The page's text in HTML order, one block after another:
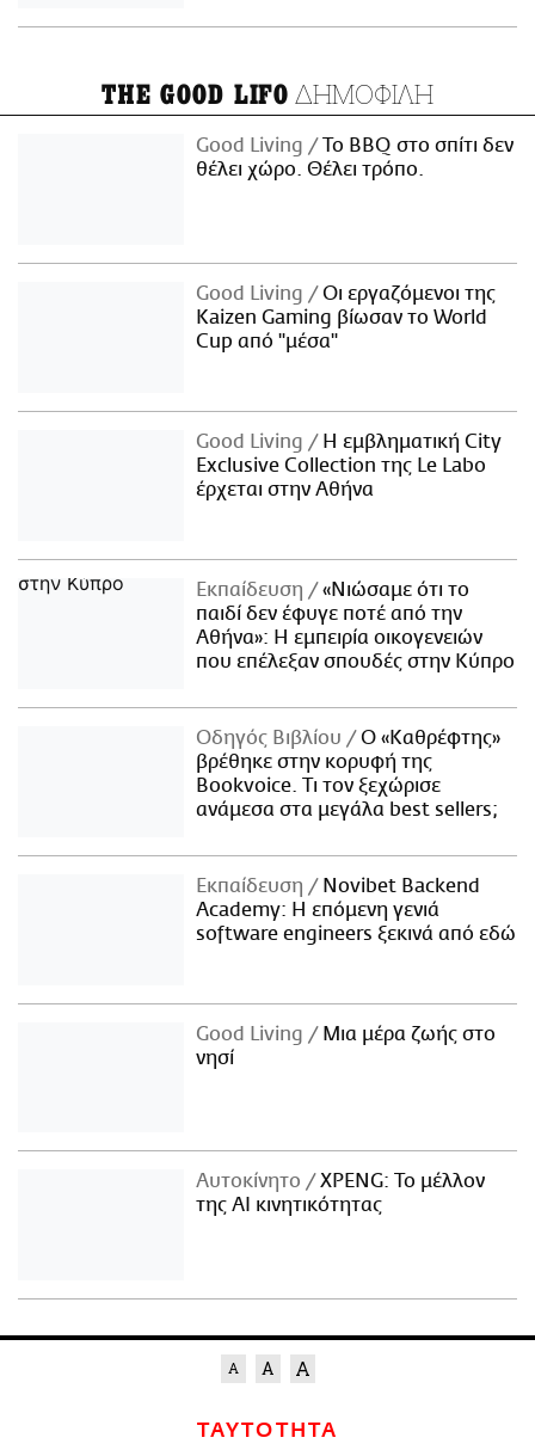
THE GOOD LIFO ΔΗΜΟΦΙΛΗ
Good Living
Το BBQ στο σπίτι δεν
θέλει χώρο. Θέλει τρόπο.
Good Living
Οι εργαζόμενοι της
Kaizen Gaming βίωσαν το World
Cup από "μέσα"
Good Living
Η εμβληματική City
Exclusive Collection της Le Labo
έρχεται στην Αθήνα
Εκπαίδευση
«Νιώσαμε ότι το
παιδί δεν έφυγε ποτέ από την
Αθήνα»: Η εμπειρία οικογενειών
που επέλεξαν σπουδές στην Κύπρο
Οδηγός Βιβλίου
Ο «Καθρέφτης»
βρέθηκε στην κορυφή της
Bookvoice. Τι τον ξεχώρισε
ανάμεσα στα μεγάλα best sellers;
Εκπαίδευση
Novibet Backend
Academy: Η επόμενη γενιά
software engineers ξεκινά από εδώ
Good Living
Μια μέρα ζωής στο
νησί
Αυτοκίνητο
XPENG: Το μέλλον
της AI κινητικότητας
ΤΑΥΤΟΤΗΤΑ